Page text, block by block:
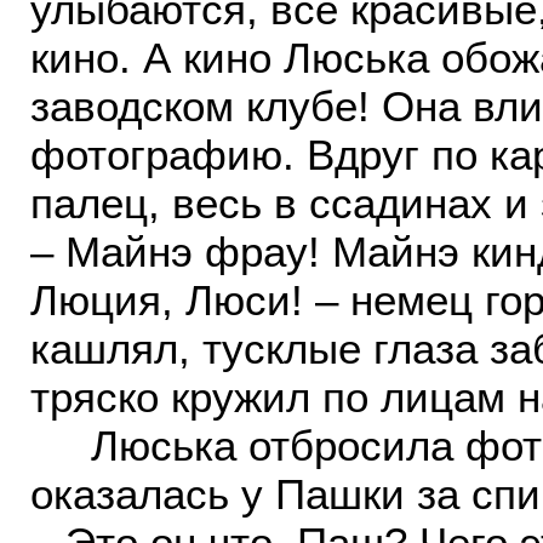
кино. А кино Люська
заводском клубе! Она
фотографию. Вдруг по
палец, весь в ссадинах и
– Майнэ фрау! Майнэ
Люция, Люси! – немец
кашлял, тусклые глаза
тряско кружил по лицам
Люська отбросила
оказалась у Пашки за